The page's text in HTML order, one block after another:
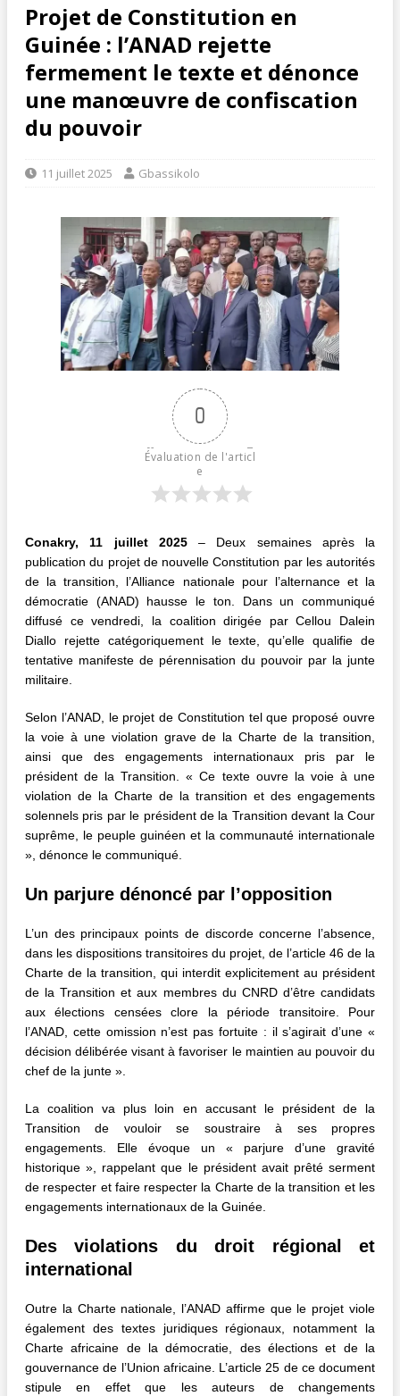
Projet de Constitution en
Guinée : l’ANAD rejette
fermement le texte et dénonce
une manœuvre de confiscation
du pouvoir
11 juillet 2025 Gbassikolo
0
Évaluation de l'articl
e
Conakry, 11 juillet 2025– Deux semaines après la
publication du projet de nouvelle Constitution par les autorités
de la transition, l’Alliance nationale pour l’alternance et la
démocratie (ANAD) hausse le ton. Dans un communiqué
diffusé ce vendredi, la coalition dirigée par Cellou Dalein
Diallo rejette catégoriquement le texte, qu’elle qualifie de
tentative manifeste de pérennisation du pouvoir par la junte
militaire.
Selon l’ANAD, le projet de Constitution tel que proposé ouvre
la voie à une violation grave de la Charte de la transition,
ainsi que des engagements internationaux pris par le
président de la Transition. « Ce texte ouvre la voie à une
violation de la Charte de la transition et des engagements
solennels pris par le président de la Transition devant la Cour
suprême, le peuple guinéen et la communauté internationale
», dénonce le communiqué.
Un parjure dénoncé par l’opposition
L’un des principaux points de discorde concerne l’absence,
dans les dispositions transitoires du projet, de l’article 46 de la
Charte de la transition, qui interdit explicitement au président
de la Transition et aux membres du CNRD d’être candidats
aux élections censées clore la période transitoire. Pour
l’ANAD, cette omission n’est pas fortuite : il s’agirait d’une «
décision délibérée visant à favoriser le maintien au pouvoir du
chef de la junte ».
La coalition va plus loin en accusant le président de la
Transition de vouloir se soustraire à ses propres
engagements. Elle évoque un « parjure d’une gravité
historique », rappelant que le président avait prêté serment
de respecter et faire respecter la Charte de la transition et les
engagements internationaux de la Guinée.
Des violations du droit régional et
international
Outre la Charte nationale, l’ANAD affirme que le projet viole
également des textes juridiques régionaux, notamment la
Charte africaine de la démocratie, des élections et de la
gouvernance de l’Union africaine. L’article 25 de ce document
stipule en effet que les auteurs de changements